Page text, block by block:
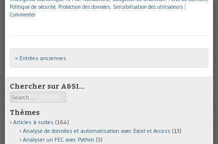
Politique de sécurité, Protection des données, Sensibilisation des utilisateurs
Commenter
Post navigation
« Entrées anciennes
Chercher sur A&SI…
Search
Thèmes
Articles à suites (164)
Analyse de données et automatisation avec Excel et Access (13)
Analyser un FEC avec Python (3)